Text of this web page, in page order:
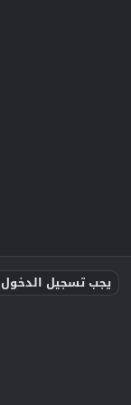
يجب تسجيل الدخول